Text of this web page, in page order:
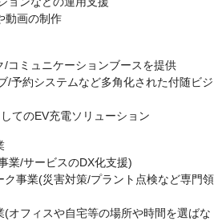
動画の制作
/コミュニケーションブースを提供
/予約システムなど多角化された付随ビジ
てのEV充電ソリューション
業/サービスのDX化支援)
ク事業(災害対策/プラント点検など専門領
(オフィスや自宅等の場所や時間を選ばな